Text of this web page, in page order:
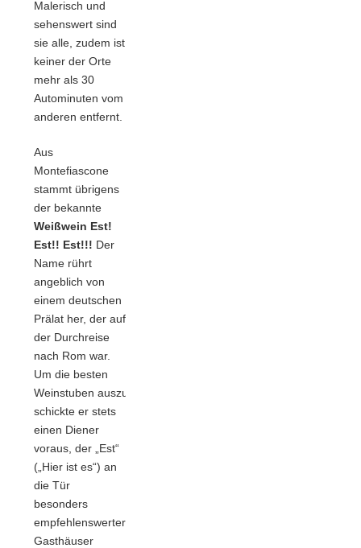
Malerisch und
sehenswert sind
sie alle, zudem ist
keiner der Orte
mehr als 30
Autominuten vom
anderen entfernt.
Aus
Montefiascone
stammt übrigens
der bekannte
Weißwein Est!
Est!! Est!!! Der
Name rührt
angeblich von
einem deutschen
Prälat her, der auf
der Durchreise
nach Rom war.
Um die besten
Weinstuben auszukundschaften,
schickte er stets
einen Diener
voraus, der „Est“
(„Hier ist es“) an
die Tür
besonders
empfehlenswerter
Gasthäuser